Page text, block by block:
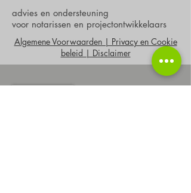
advies en ondersteuning
voor notarissen en projectontwikkelaars
Algemene Voorwaarden | Privacy en Cookie
beleid | Disclaimer